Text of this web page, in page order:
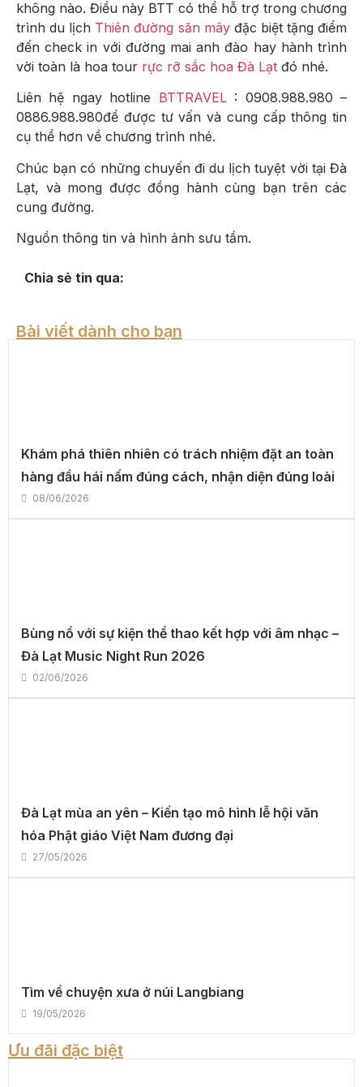
không nào. Điều này BTT có thể hỗ trợ trong chương
trình du lịch Thiên đường săn mâyđặc biệt tặng điểm
đến check in với đường mai anh đào hay hành trình
vời toàn là hoa tour rực rỡ sắc hoa Đà Lạt đó nhé.
Liên hệ ngay hotline BTTRAVEL: 0908.988.980 –
0886.988.980để được tư vấn và cung cấp thông tin
cụ thể hơn về chương trình nhé.
Chúc bạn có những chuyến đi du lịch tuyệt vời tại Đà
Lạt, và mong được đồng hành cùng bạn trên các
cung đường.
Nguồn thông tin và hình ảnh sưu tầm.
Chia sẻ tin qua:
Bài viết dành cho bạn
Khám phá thiên nhiên có trách nhiệm đặt an toàn
hàng đầu hái nấm đúng cách, nhận diện đúng loài
08/06/2026
Bùng nổ với sự kiện thể thao kết hợp với âm nhạc –
Đà Lạt Music Night Run 2026
02/06/2026
Đà Lạt mùa an yên – Kiến tạo mô hình lễ hội văn
hóa Phật giáo Việt Nam đương đại
27/05/2026
Tìm về chuyện xưa ở núi Langbiang
19/05/2026
Ưu đãi đặc biệt